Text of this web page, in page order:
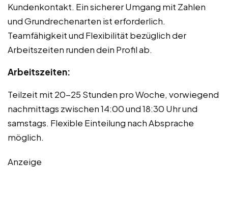
Kundenkontakt. Ein sicherer Umgang mit Zahlen
und Grundrechenarten ist erforderlich.
Teamfähigkeit und Flexibilität bezüglich der
Arbeitszeiten runden dein Profil ab.
Arbeitszeiten:
Teilzeit mit 20-25 Stunden pro Woche, vorwiegend
nachmittags zwischen 14:00 und 18:30 Uhr und
samstags. Flexible Einteilung nach Absprache
möglich.
Anzeige